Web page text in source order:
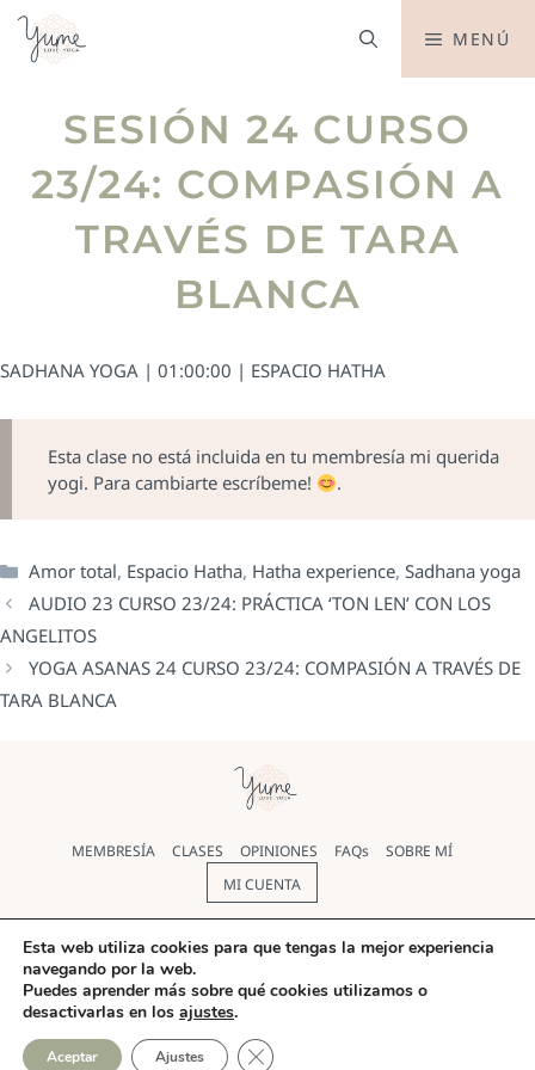
MENÚ
SESIÓN 24 CURSO
23/24: COMPASIÓN A
TRAVÉS DE TARA
BLANCA
SADHANA YOGA | 01:00:00 | ESPACIO HATHA
Esta clase no está incluida en tu membresía mi querida
yogi. Para cambiarte escríbeme!
.
Amor total, Espacio Hatha, Hatha experience, Sadhana yoga
AUDIO 23 CURSO 23/24: PRÁCTICA ‘TON LEN’ CON LOS
ANGELITOS
YOGA ASANAS 24 CURSO 23/24: COMPASIÓN A TRAVÉS DE
TARA BLANCA
MEMBRESÍA CLASES OPINIONES FAQs
SOBRE MÍ
MI CUENTA
Política de cookies| Política de Privacidad|Aviso legal|
Términos y condiciones
© Yoga Yume 2026 |Diseño web
Esta web utiliza cookies para que tengas la mejor experiencia
navegando por la web.
Puedes aprender más sobre qué cookies utilizamos o
desactivarlas en los ajustes.
Aceptar Ajustes CERRAR EL BANNER DE